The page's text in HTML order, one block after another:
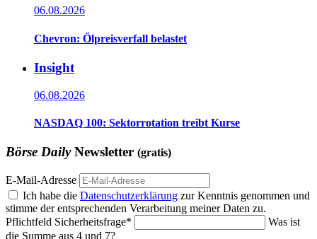
06.08.2026
Chevron: Ölpreisverfall belastet
Insight
06.08.2026
NASDAQ 100: Sektorrotation treibt Kurse
Börse DailyNewsletter (gratis)
E-Mail-Adresse
Ich habe die Datenschutzerklärung zur Kenntnis genommen und
stimme der entsprechenden Verarbeitung meiner Daten zu.
Pflichtfeld Sicherheitsfrage*
Was ist
die Summe aus 4 und 7?